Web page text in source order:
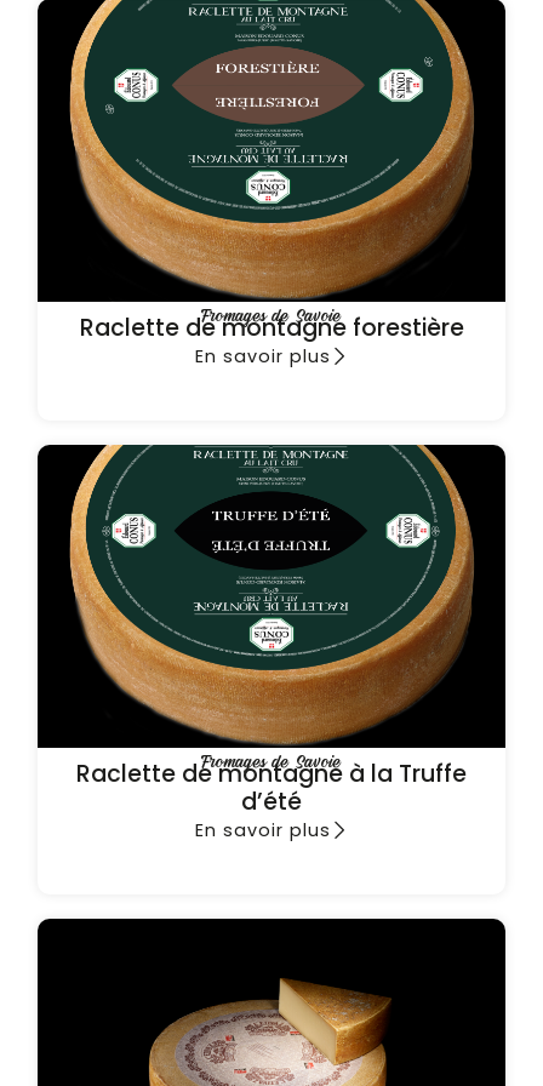
Fromages de Savoie
Raclette de montagne forestière
En savoir plus
Fromages de Savoie
Raclette de montagne à la Truffe
d’été
En savoir plus